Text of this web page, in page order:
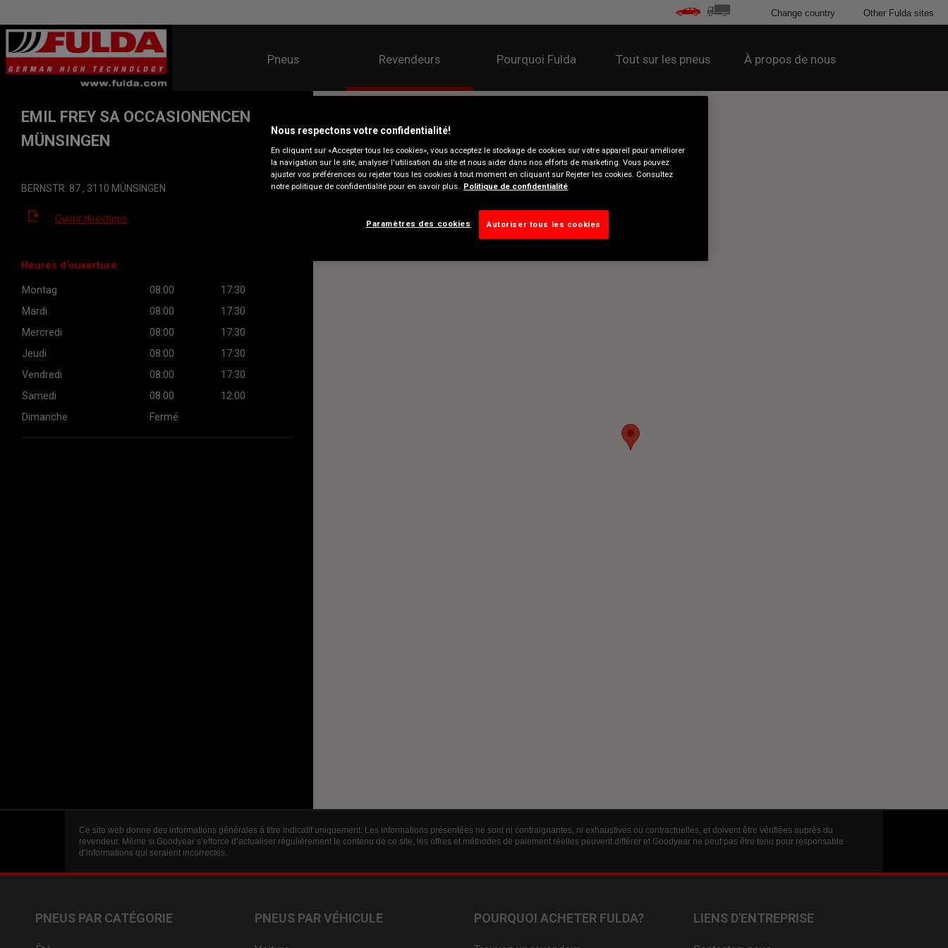
Pneus Revendeurs Pourquoi Fulda Tout sur les pneus À propos de nous
Change country Other Fulda sites
EMIL FREY SA OCCASIONENCENTER
MÜNSINGEN
BERNSTR. 87 , 3110 MÜNSINGEN
Ouvrir directions
Heures d’ouverture
Montag 08:00
17:30
Mardi
08:00
17:30
Mercredi
08:00
17:30
Jeudi
08:00
17:30
Vendredi
08:00
17:30
Samedi
08:00
12:00
Dimanche
Fermé
Ce site web donne des informations générales à titre indicatif uniquement. Les informations présentées ne sont ni contraignantes, ni exhaustives ou contractuelles, et doivent être vérifiées auprès du
revendeur. Même si Goodyear s’efforce d’actualiser régulièrement le contenu de ce site, les offres et méthodes de paiement réelles peuvent différer et Goodyear ne peut pas être tenu pour responsable
d’informations qui seraient incorrectes.
PNEUS PAR CATÉGORIE PNEUS PAR VÉHICULE POURQUOI ACHETER FULDA? LIENS D'ENTREPRISE
Nous respectons votre confidentialité!
En cliquant sur «Accepter tous les cookies», vous acceptez le stockage de cookies sur votre appareil pour améliorer
la navigation sur le site, analyser l'utilisation du site et nous aider dans nos efforts de marketing. Vous pouvez
ajuster vos préférences ou rejeter tous les cookies à tout moment en cliquant sur Rejeter les cookies. Consultez
notre politique de confidentialité pour en savoir plus.
Politique de confidentialité
Paramètres des cookies Autoriser tous les cookies